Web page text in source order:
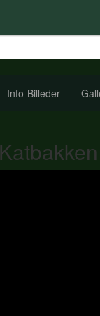
Info-Billeder